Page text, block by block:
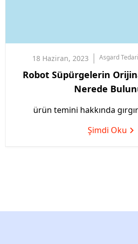
18 Haziran, 2023 Asgard
Robot Süpürgelerin
Nerede
ürün temini hakkında
Şimdi Oku